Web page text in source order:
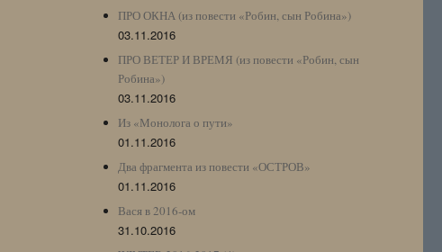
ПРО ОКНА (из повести «Робин, сын Робина»)
03.11.2016
ПРО ВЕТЕР И ВРЕМЯ (из повести «Робин, сын
Робина»)
03.11.2016
Из «Монолога о пути»
01.11.2016
Два фрагмента из повести «ОСТРОВ»
01.11.2016
Вася в 2016-ом
31.10.2016